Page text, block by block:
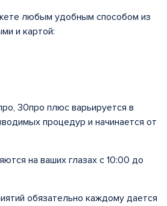
любым удобным способом из
и картой:
30про плюс варьируется в
процедур и начинается от
на ваших глазах с 10:00 до
обязательно каждому дается